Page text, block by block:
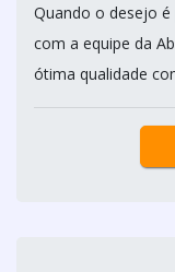
Quando o desejo
com a equipe da
ótima qualidade